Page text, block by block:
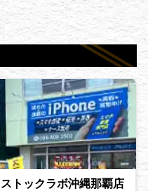
ストックラボ沖縄那覇店